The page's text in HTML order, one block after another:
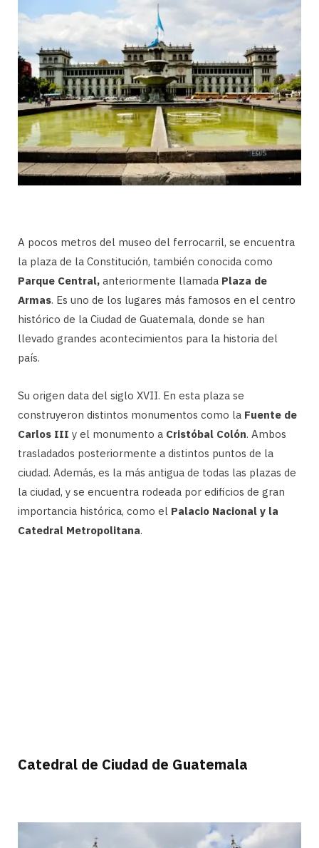
A pocos metros del museo del ferrocarril, se encuentra
la plaza de la Constitución, también conocida como
Parque Central, anteriormente llamada Plaza de
Armas. Es uno de los lugares más famosos en el centro
histórico de la Ciudad de Guatemala, donde se han
llevado grandes acontecimientos para la historia del
país.
Su origen data del siglo XVII. En esta plaza se
construyeron distintos monumentos como la Fuente de
Carlos III y el monumento a Cristóbal Colón. Ambos
trasladados posteriormente a distintos puntos de la
ciudad. Además, es la más antigua de todas las plazas de
la ciudad, y se encuentra rodeada por edificios de gran
importancia histórica, como el Palacio Nacional y la
Catedral Metropolitana.
Catedral de Ciudad de Guatemala